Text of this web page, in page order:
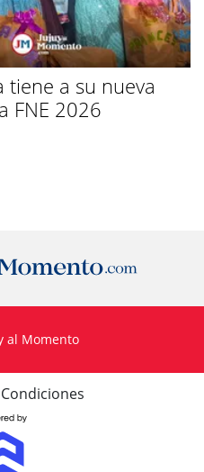
tiene a su nueva
FNE 2026
al Momento